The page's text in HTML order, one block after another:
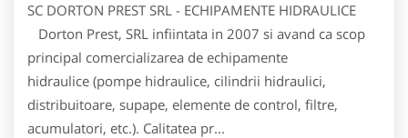
SC DORTON PREST SRL - ECHIPAMENTE HIDRAULICE
Dorton Prest, SRL infiintata in 2007 si avand ca scop
principal comercializarea de echipamente
hidraulice (pompe hidraulice, cilindrii hidraulici,
distribuitoare, supape, elemente de control, filtre,
acumulatori, etc.). Calitatea pr...